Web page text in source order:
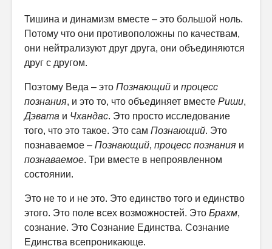
Тишина и динамизм вместе – это большой ноль.
Потому что они противоположны по качествам,
они нейтрализуют друг друга, они объединяются
друг с другом.
Поэтому Веда – это Познающий и процесс
познания, и это то, что объединяет вместе Риши,
Дэвата и Чхандас. Это просто исследование
того, что это такое. Это сам Познающий. Это
познаваемое – Познающий, процесс познания и
познаваемое. Три вместе в непроявленном
состоянии.
Это не то и не это. Это единство того и единство
этого. Это поле всех возможностей. Это Брахм,
сознание. Это Сознание Единства. Сознание
Единства всепроникающе.